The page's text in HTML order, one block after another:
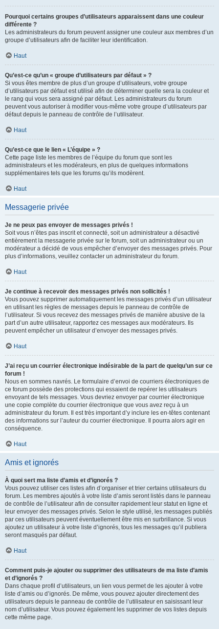
Pourquoi certains groupes d’utilisateurs apparaissent dans une couleur
différente ?
Les administrateurs du forum peuvent assigner une couleur aux membres d’un
groupe d’utilisateurs afin de faciliter leur identification.
Haut
Qu’est-ce qu’un « groupe d’utilisateurs par défaut » ?
Si vous êtes membre de plus d’un groupe d’utilisateurs, votre groupe
d’utilisateurs par défaut est utilisé afin de déterminer quelle sera la couleur et
le rang qui vous sera assigné par défaut. Les administrateurs du forum
peuvent vous autoriser à modifier vous-même votre groupe d’utilisateurs par
défaut depuis le panneau de contrôle de l’utilisateur.
Haut
Qu’est-ce que le lien « L’équipe » ?
Cette page liste les membres de l’équipe du forum que sont les
administrateurs et les modérateurs, en plus de quelques informations
supplémentaires tels que les forums qu’ils modèrent.
Haut
Messagerie privée
Je ne peux pas envoyer de messages privés !
Soit vous n’êtes pas inscrit et connecté, soit un administrateur a désactivé
entièrement la messagerie privée sur le forum, soit un administrateur ou un
modérateur a décidé de vous empêcher d’envoyer des messages privés. Pour
plus d’informations, veuillez contacter un administrateur du forum.
Haut
Je continue à recevoir des messages privés non sollicités !
Vous pouvez supprimer automatiquement les messages privés d’un utilisateur
en utilisant les règles de messages depuis le panneau de contrôle de
l’utilisateur. Si vous recevez des messages privés de manière abusive de la
part d’un autre utilisateur, rapportez ces messages aux modérateurs. Ils
peuvent empêcher un utilisateur d’envoyer des messages privés.
Haut
J’ai reçu un courrier électronique indésirable de la part de quelqu’un sur ce
forum !
Nous en sommes navrés. Le formulaire d’envoi de courriers électroniques de
ce forum possède des protections qui essaient de repérer les utilisateurs
envoyant de tels messages. Vous devriez envoyer par courrier électronique
une copie complète du courrier électronique que vous avez reçu à un
administrateur du forum. Il est très important d’y inclure les en-têtes contenant
des informations sur l’auteur du courrier électronique. Il pourra alors agir en
conséquence.
Haut
Amis et ignorés
À quoi sert ma liste d’amis et d’ignorés ?
Vous pouvez utiliser ces listes afin d’organiser et trier certains utilisateurs du
forum. Les membres ajoutés à votre liste d’amis seront listés dans le panneau
de contrôle de l’utilisateur afin de consulter rapidement leur statut en ligne et
leur envoyer des messages privés. Selon le style utilisé, les messages publiés
par ces utilisateurs peuvent éventuellement être mis en surbrillance. Si vous
ajoutez un utilisateur à votre liste d’ignorés, tous les messages qu’il publiera
seront masqués par défaut.
Haut
Comment puis-je ajouter ou supprimer des utilisateurs de ma liste d’amis
et d’ignorés ?
Dans chaque profil d’utilisateurs, un lien vous permet de les ajouter à votre
liste d’amis ou d’ignorés. De même, vous pouvez ajouter directement des
utilisateurs depuis le panneau de contrôle de l’utilisateur en saisissant leur
nom d’utilisateur. Vous pouvez également les supprimer de vos listes depuis
cette même page.